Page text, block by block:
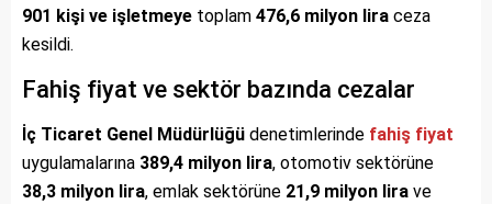
901 kişi ve işletmeye toplam 476,6 milyon lira ceza
kesildi.
Fahiş fiyat ve sektör bazında cezalar
İç Ticaret Genel Müdürlüğü denetimlerinde fahiş fiyat
uygulamalarına 389,4 milyon lira, otomotiv sektörüne
38,3 milyon lira, emlak sektörüne 21,9 milyon lira ve